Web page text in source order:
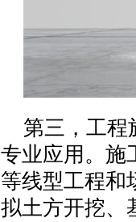
第三，工程
专业应用。施
等线型工程和
拟土方开挖、